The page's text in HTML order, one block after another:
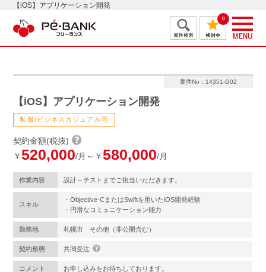
【iOS】アプリケーション開発
0
案件No：14351-G02
【iOS】アプリケーション開発
私服/ビジネスカジュアル可
契約金額(税抜)
￥520,000/月～￥580,000/月
作業内容 設計～テストまでご担当いただきます。
スキル
・Objective-CまたはSwiftを用いたiOS開発経験
・円滑なコミュニケーション能力
勤務地 札幌市 その他（非公開含む）
契約形態 共同受注
コメント お申し込みをお待ちしております。